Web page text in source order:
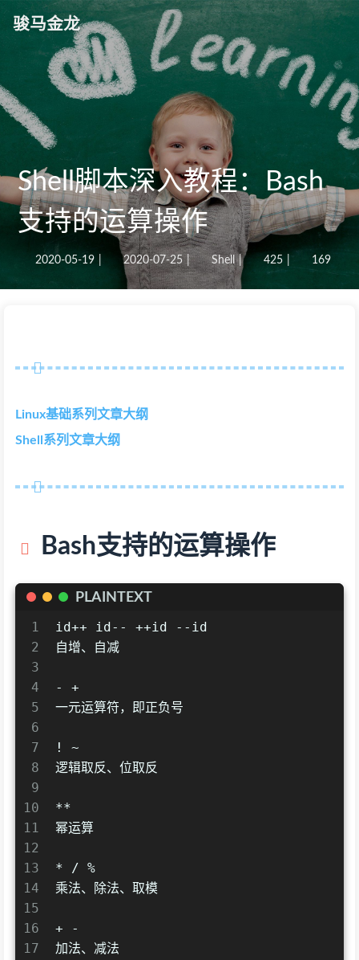
骏马金龙
Shell脚本深入教程：Bash
支持的运算操作
2020-05-19 2020-07-25 | Shell | 425 169
Linux基础系列文章大纲
Shell系列文章大纲
Bash支持的运算操作
PLAINTEXT
1
2
3
4
5
6
7
8
9
10
11
12
13
14
15
16
17
id++ id-- ++id --id
自增、自减
- +
一元运算符，即正负号
! ~
逻辑取反、位取反
**
幂运算
* / %
乘法、除法、取模
+ -
加法、减法